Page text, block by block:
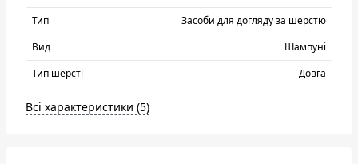
Тип
Засоби для догляду за шерстю
Вид
Шампуні
Тип шерсті
Довга
Всі характеристики (5)